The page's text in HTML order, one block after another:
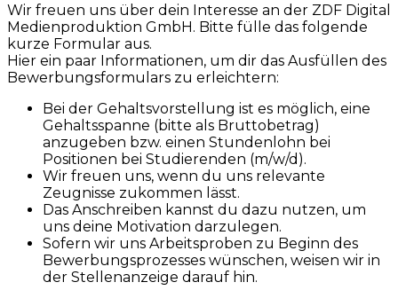
Wir freuen uns über dein Interesse an der ZDF Digital
Medienproduktion GmbH. Bitte fülle das folgende
kurze Formular aus.
Hier ein paar Informationen, um dir das Ausfüllen des
Bewerbungsformulars zu erleichtern:
Bei der Gehaltsvorstellung ist es möglich, eine
Gehaltsspanne (bitte als Bruttobetrag)
anzugeben bzw. einen Stundenlohn bei
Positionen bei Studierenden (m/w/d).
Wir freuen uns, wenn du uns relevante
Zeugnisse zukommen lässt.
Das Anschreiben kannst du dazu nutzen, um
uns deine Motivation darzulegen.
Sofern wir uns Arbeitsproben zu Beginn des
Bewerbungsprozesses wünschen, weisen wir in
der Stellenanzeige darauf hin.